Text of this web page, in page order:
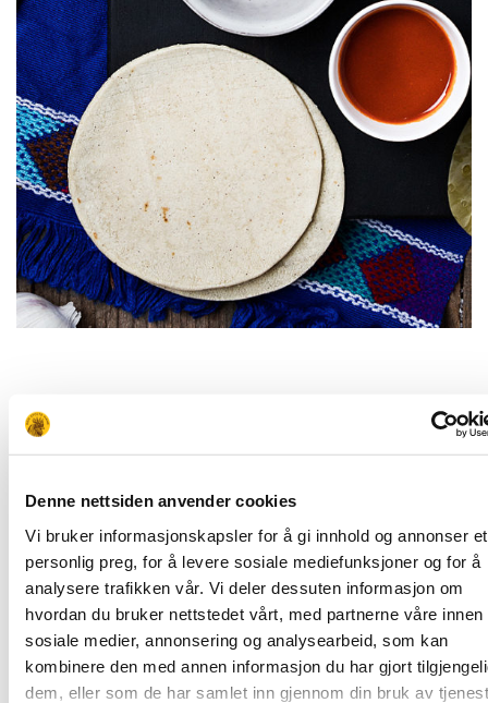
Denne nettsiden anvender cookies
Vi bruker informasjonskapsler for å gi innhold og annonser et
personlig preg, for å levere sosiale mediefunksjoner og for å
analysere trafikken vår. Vi deler dessuten informasjon om
hvordan du bruker nettstedet vårt, med partnerne våre innen
sosiale medier, annonsering og analysearbeid, som kan
kombinere den med annen informasjon du har gjort
dem, eller som de har samlet inn gjennom din bruk av
Slik gjør du:
Bland alle ingrediensene i en bolle til du får
en glatt deig.
Prøv å lage en liten ball av deigen og trykk
den ned flat mot en fjøl. Hvis ballen sprekker
på sidene trenger den mer vann.